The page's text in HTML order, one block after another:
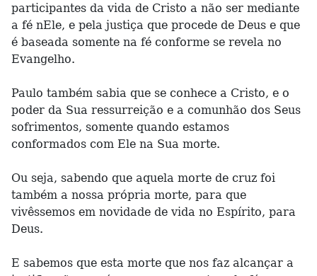
participantes da vida de Cristo a não ser mediante
a fé nEle, e pela justiça que procede de Deus e que
é baseada somente na fé conforme se revela no
Evangelho.
Paulo também sabia que se conhece a Cristo, e o
poder da Sua ressurreição e a comunhão dos Seus
sofrimentos, somente quando estamos
conformados com Ele na Sua morte.
Ou seja, sabendo que aquela morte de cruz foi
também a nossa própria morte, para que
vivêssemos em novidade de vida no Espírito, para
Deus.
E sabemos que esta morte que nos faz alcançar a